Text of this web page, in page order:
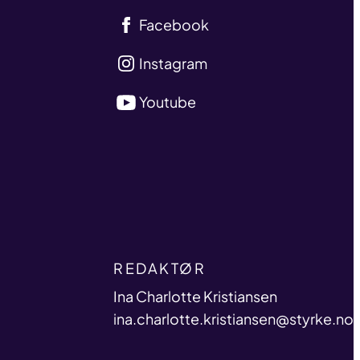
Facebook
Instagram
Youtube
TITLE
REDAKTØR
name
Ina Charlotte Kristiansen
email
ina.charlotte.kristiansen@styrke.no